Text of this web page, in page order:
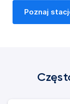
Poznaj